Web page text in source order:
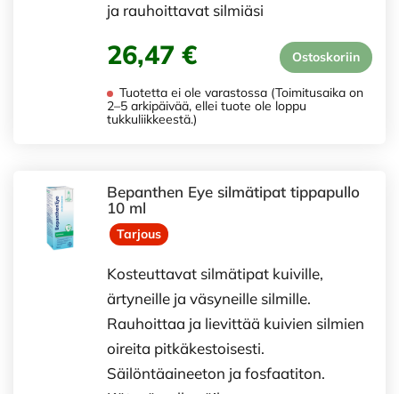
ja rauhoittavat silmiäsi
26,47 € Ostoskoriin
Tuotetta ei ole varastossa (Toimitusaika on
2–5 arkipäivää, ellei tuote ole loppu
tukkuliikkeestä.)
Bepanthen Eye silmätipat tippapullo
10 ml
Tarjous
Kosteuttavat silmätipat kuiville,
ärtyneille ja väsyneille silmille.
Rauhoittaa ja lievittää kuivien silmien
oireita pitkäkestoisesti.
Säilöntäaineeton ja fosfaatiton.